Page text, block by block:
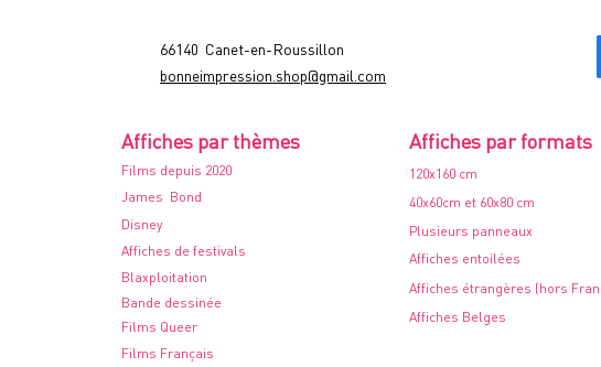
66140 Canet-en-Roussillon
bonneimpression.shop@gmail.com
Affiches par thèmes
Films depuis 2020
James Bond
Disney
Affiches de festivals
Blaxploitation
Bande dessinée
Films Queer
Films Français
Affiches par formats
120x160 cm
40x60cm et 60x80 cm
Plusieurs panneaux
Affiches entoilées
Affiches étrangères (hors
Affiches Belges